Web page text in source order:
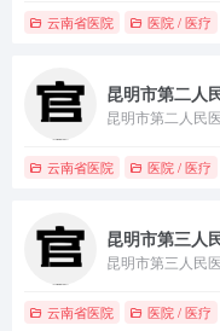
云南省医院 医院 / 医疗
昆明市第二人
昆明市第二人民
云南省医院 医院 / 医疗
昆明市第三人
昆明市第三人民
云南省医院 医院 / 医疗